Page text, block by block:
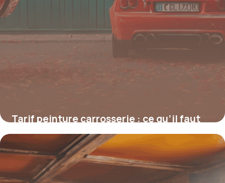
Tarif peinture carrosserie : ce qu’il faut
vraiment savoir avant de se lancer
4 juillet 2025